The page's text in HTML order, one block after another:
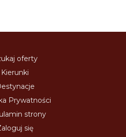
oferty
Kierunki
Prywatności
strony
się